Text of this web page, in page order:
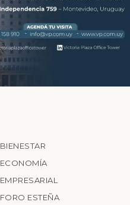
BIENESTAR
ECONOMÍA
EMPRESARIAL
FORO ESTEÑA